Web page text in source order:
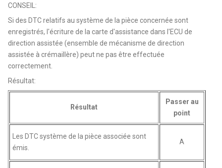
CONSEIL:
Si des DTC relatifs au système de la pièce concernée sont
enregistrés, l'écriture de la carte d'assistance dans l'ECU de
direction assistée (ensemble de mécanisme de direction
assistée à crémaillère) peut ne pas être effectuée
correctement.
Résultat:
Résultat
Passer au
point
Les DTC système de la pièce associée sont
émis.
A